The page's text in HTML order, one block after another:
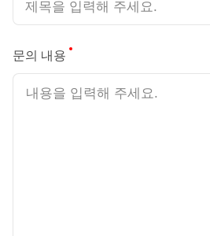
문의 내용